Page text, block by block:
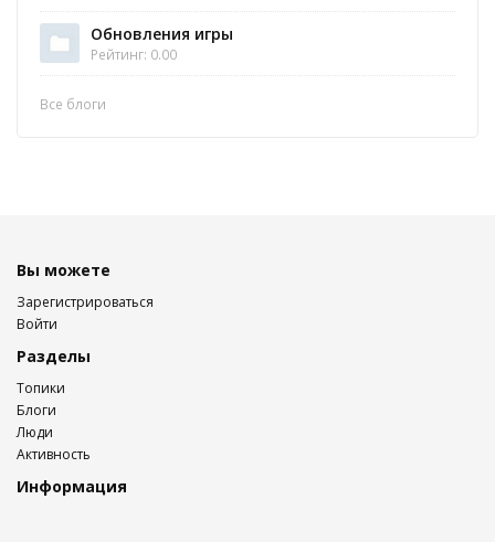
Обновления игры
Рейтинг: 0.00
Все блоги
Вы можете
Зарегистрироваться
Войти
Разделы
Топики
Блоги
Люди
Активность
Информация